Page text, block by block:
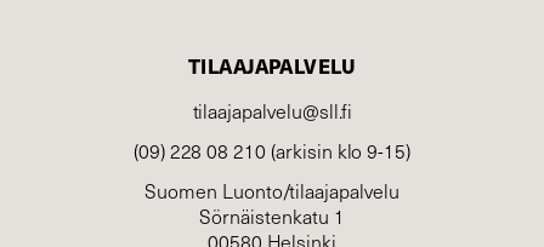
TILAAJAPALVELU
tilaajapalvelu@sll.fi
(09) 228 08 210 (arkisin klo 9-15)
Suomen Luonto/tilaajapalvelu
Sörnäistenkatu 1
00580 Helsinki